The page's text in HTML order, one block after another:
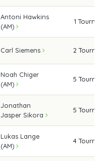
Antoni Hawkins
(AM)
1
Carl Siemens 2
Noah Chiger
(AM)
5
Jonathan
Jasper Sikora
5
Lukas Lange
(AM)
4